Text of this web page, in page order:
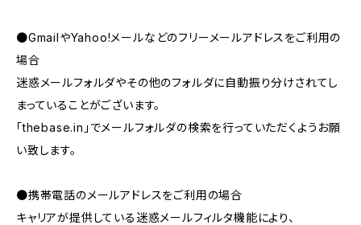
●GmailやYahoo!メールなどのフリーメールアドレスをご利用の
場合
迷惑メールフォルダやその他のフォルダに自動振り分けされてし
まっていることがございます。
「thebase.in」でメールフォルダの検索を行っていただくようお願
い致します。
●携帯電話のメールアドレスをご利用の場合
キャリアが提供している迷惑メールフィルタ機能により、